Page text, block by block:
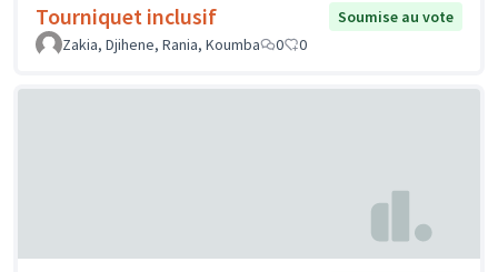
Tourniquet inclusif
Soumise au vote
Zakia, Djihene, Rania, Koumba
0 0